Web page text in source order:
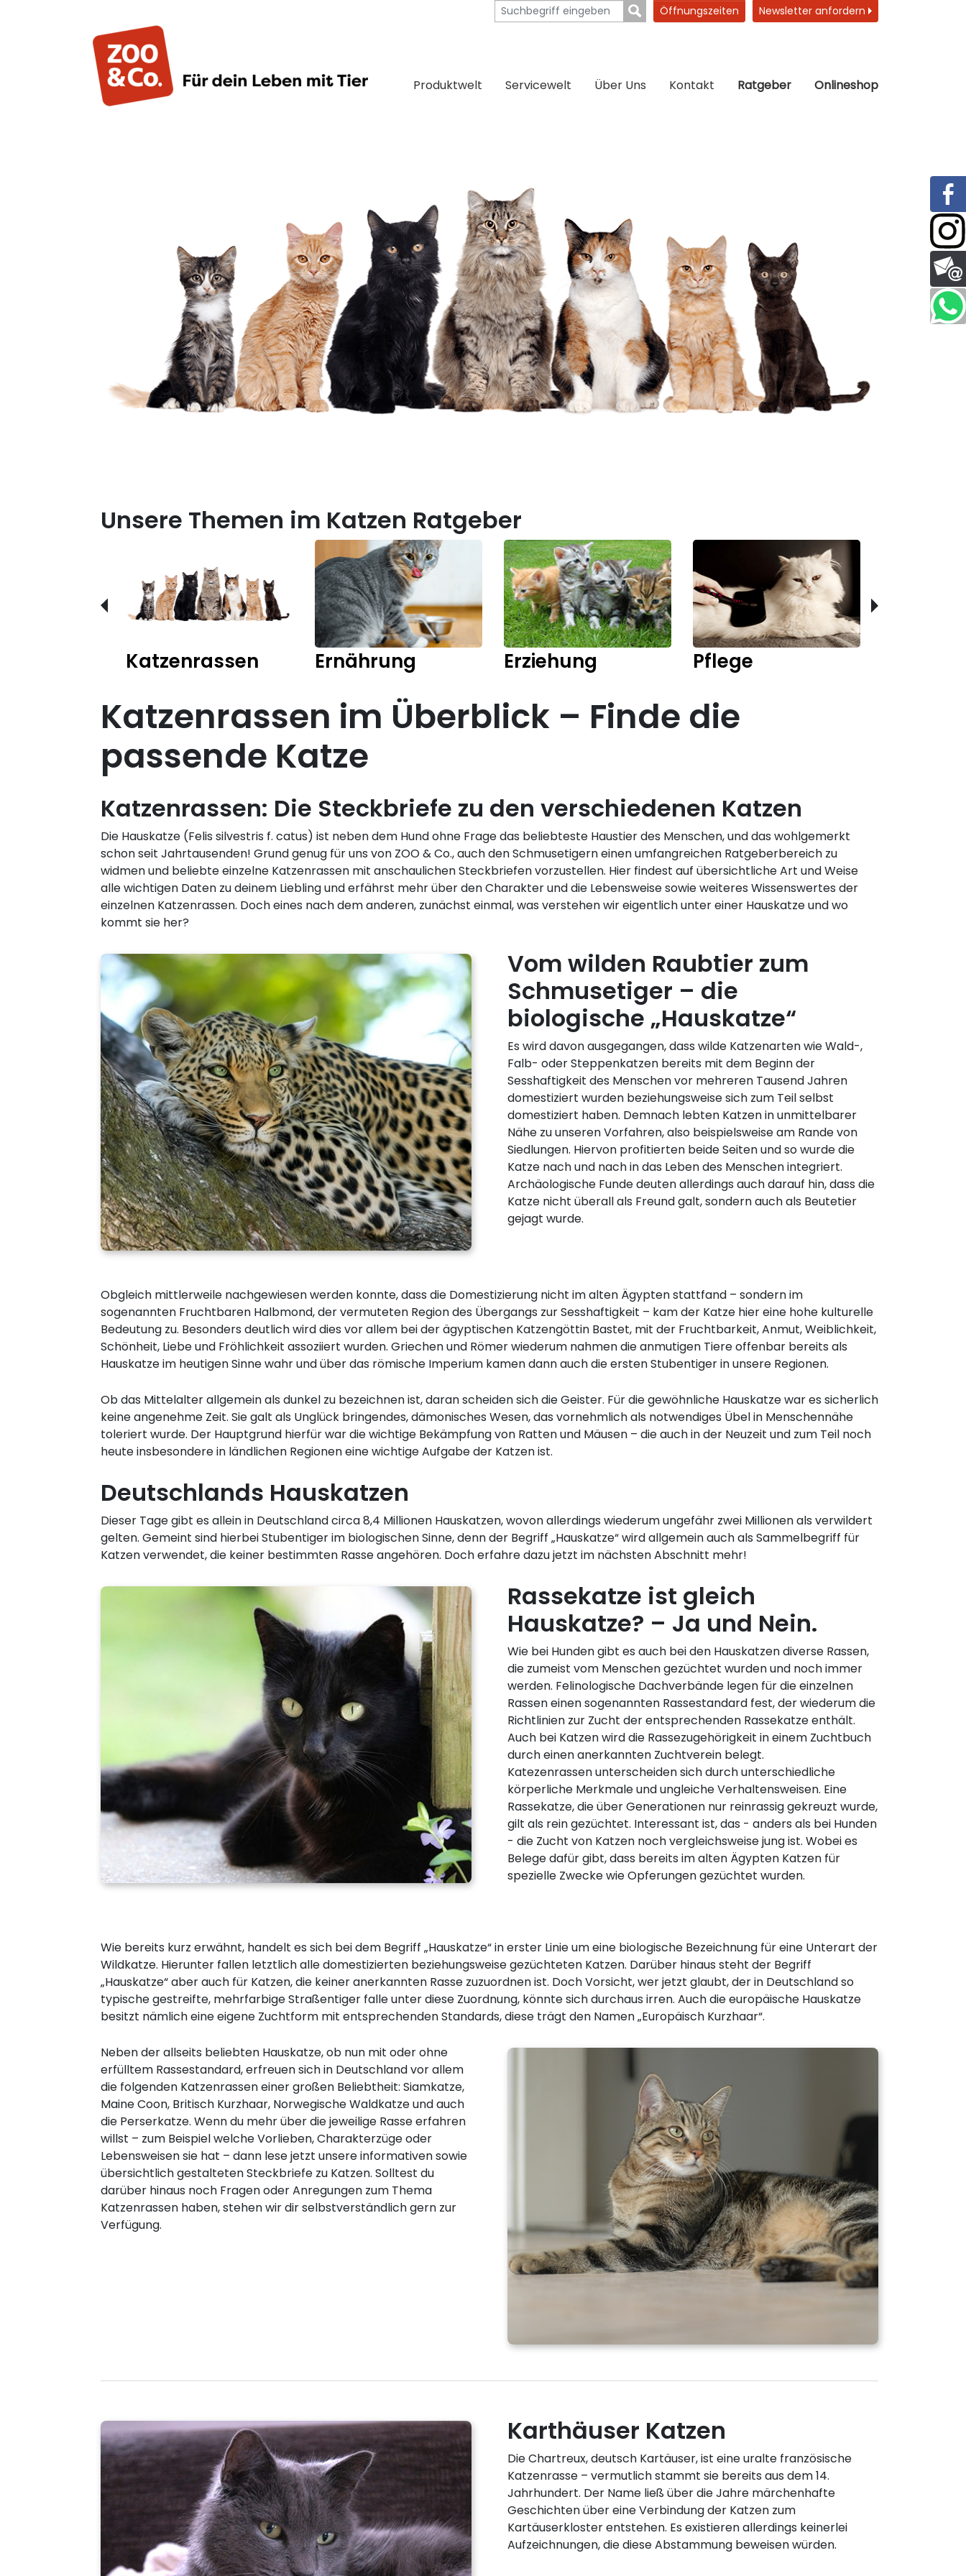
Öffnungszeiten Newsletter anfordern
Produktwelt Servicewelt Über Uns Kontakt Ratgeber Onlineshop
Unsere Themen im Katzen Ratgeber
Katzenrassen Ernährung Erziehung Pflege
Katzenrassen im Überblick – Finde die
passende Katze
Katzenrassen: Die Steckbriefe zu den verschiedenen Katzen
Die Hauskatze (Felis silvestris f. catus) ist neben dem Hund ohne Frage das beliebteste Haustier des Menschen, und das wohlgemerkt
schon seit Jahrtausenden! Grund genug für uns von ZOO & Co., auch den Schmusetigern einen umfangreichen Ratgeberbereich zu
widmen und beliebte einzelne Katzenrassen mit anschaulichen Steckbriefen vorzustellen. Hier findest auf übersichtliche Art und Weise
alle wichtigen Daten zu deinem Liebling und erfährst mehr über den Charakter und die Lebensweise sowie weiteres Wissenswertes der
einzelnen Katzenrassen. Doch eines nach dem anderen, zunächst einmal, was verstehen wir eigentlich unter einer Hauskatze und wo
kommt sie her?
Vom wilden Raubtier zum
Schmusetiger – die
biologische „Hauskatze“
Es wird davon ausgegangen, dass wilde Katzenarten wie Wald-,
Falb- oder Steppenkatzen bereits mit dem Beginn der
Sesshaftigkeit des Menschen vor mehreren Tausend Jahren
domestiziert wurden beziehungsweise sich zum Teil selbst
domestiziert haben. Demnach lebten Katzen in unmittelbarer
Nähe zu unseren Vorfahren, also beispielsweise am Rande von
Siedlungen. Hiervon profitierten beide Seiten und so wurde die
Katze nach und nach in das Leben des Menschen integriert.
Archäologische Funde deuten allerdings auch darauf hin, dass die
Katze nicht überall als Freund galt, sondern auch als Beutetier
gejagt wurde.
Obgleich mittlerweile nachgewiesen werden konnte, dass die Domestizierung nicht im alten Ägypten stattfand – sondern im
sogenannten Fruchtbaren Halbmond, der vermuteten Region des Übergangs zur Sesshaftigkeit – kam der Katze hier eine hohe kulturelle
Bedeutung zu. Besonders deutlich wird dies vor allem bei der ägyptischen Katzengöttin Bastet, mit der Fruchtbarkeit, Anmut, Weiblichkeit,
Schönheit, Liebe und Fröhlichkeit assoziiert wurden. Griechen und Römer wiederum nahmen die anmutigen Tiere offenbar bereits als
Hauskatze im heutigen Sinne wahr und über das römische Imperium kamen dann auch die ersten Stubentiger in unsere Regionen.
Ob das Mittelalter allgemein als dunkel zu bezeichnen ist, daran scheiden sich die Geister. Für die gewöhnliche Hauskatze war es sicherlich
keine angenehme Zeit. Sie galt als Unglück bringendes, dämonisches Wesen, das vornehmlich als notwendiges Übel in Menschennähe
toleriert wurde. Der Hauptgrund hierfür war die wichtige Bekämpfung von Ratten und Mäusen – die auch in der Neuzeit und zum Teil noch
heute insbesondere in ländlichen Regionen eine wichtige Aufgabe der Katzen ist.
Deutschlands Hauskatzen
Dieser Tage gibt es allein in Deutschland circa 8,4 Millionen Hauskatzen, wovon allerdings wiederum ungefähr zwei Millionen als verwildert
gelten. Gemeint sind hierbei Stubentiger im biologischen Sinne, denn der Begriff „Hauskatze“ wird allgemein auch als Sammelbegriff für
Katzen verwendet, die keiner bestimmten Rasse angehören. Doch erfahre dazu jetzt im nächsten Abschnitt mehr!
Rassekatze ist gleich
Hauskatze? – Ja und Nein.
Wie bei Hunden gibt es auch bei den Hauskatzen diverse Rassen,
die zumeist vom Menschen gezüchtet wurden und noch immer
werden. Felinologische Dachverbände legen für die einzelnen
Rassen einen sogenannten Rassestandard fest, der wiederum die
Richtlinien zur Zucht der entsprechenden Rassekatze enthält.
Auch bei Katzen wird die Rassezugehörigkeit in einem Zuchtbuch
durch einen anerkannten Zuchtverein belegt.
Katezenrassen unterscheiden sich durch unterschiedliche
körperliche Merkmale und ungleiche Verhaltensweisen. Eine
Rassekatze, die über Generationen nur reinrassig gekreuzt wurde,
gilt als rein gezüchtet. Interessant ist, das - anders als bei Hunden
- die Zucht von Katzen noch vergleichsweise jung ist. Wobei es
Belege dafür gibt, dass bereits im alten Ägypten Katzen für
spezielle Zwecke wie Opferungen gezüchtet wurden.
Wie bereits kurz erwähnt, handelt es sich bei dem Begriff „Hauskatze“ in erster Linie um eine biologische Bezeichnung für eine Unterart der
Wildkatze. Hierunter fallen letztlich alle domestizierten beziehungsweise gezüchteten Katzen. Darüber hinaus steht der Begriff
„Hauskatze“ aber auch für Katzen, die keiner anerkannten Rasse zuzuordnen ist. Doch Vorsicht, wer jetzt glaubt, der in Deutschland so
typische gestreifte, mehrfarbige Straßentiger falle unter diese Zuordnung, könnte sich durchaus irren. Auch die europäische Hauskatze
besitzt nämlich eine eigene Zuchtform mit entsprechenden Standards, diese trägt den Namen „Europäisch Kurzhaar“.
Neben der allseits beliebten Hauskatze, ob nun mit oder ohne
erfülltem Rassestandard, erfreuen sich in Deutschland vor allem
die folgenden Katzenrassen einer großen Beliebtheit: Siamkatze,
Maine Coon, Britisch Kurzhaar, Norwegische Waldkatze und auch
die Perserkatze. Wenn du mehr über die jeweilige Rasse erfahren
willst – zum Beispiel welche Vorlieben, Charakterzüge oder
Lebensweisen sie hat – dann lese jetzt unsere informativen sowie
übersichtlich gestalteten Steckbriefe zu Katzen. Solltest du
darüber hinaus noch Fragen oder Anregungen zum Thema
Katzenrassen haben, stehen wir dir selbstverständlich gern zur
Verfügung.
Karthäuser Katzen
Die Chartreux, deutsch Kartäuser, ist eine uralte französische
Katzenrasse – vermutlich stammt sie bereits aus dem 14.
Jahrhundert. Der Name ließ über die Jahre märchenhafte
Geschichten über eine Verbindung der Katzen zum
Kartäuserkloster entstehen. Es existieren allerdings keinerlei
Aufzeichnungen, die diese Abstammung beweisen würden.